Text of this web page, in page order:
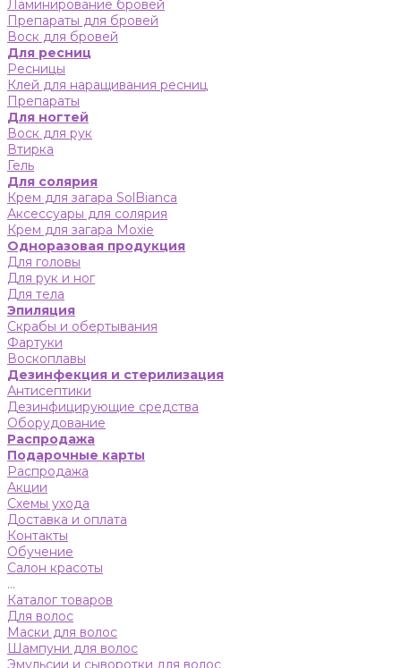
Ламинирование бровей
Препараты для бровей
Воск для бровей
Для ресниц
Ресницы
Клей для наращивания ресниц
Препараты
Для ногтей
Воск для рук
Втирка
Гель
Для солярия
Крем для загара SolBianca
Аксессуары для солярия
Крем для загара Moxie
Одноразовая продукция
Для головы
Для рук и ног
Для тела
Эпиляция
Скрабы и обертывания
Фартуки
Воскоплавы
Дезинфекция и стерилизация
Антисептики
Дезинфицирующие средства
Оборудование
Распродажа
Подарочные карты
Распродажа
Акции
Схемы ухода
Доставка и оплата
Контакты
Обучение
Салон красоты
...
Каталог товаров
Для волос
Маски для волос
Шампуни для волос
Эмульсии и сыворотки для волос